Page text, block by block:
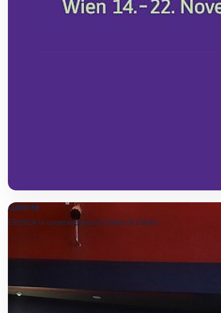
Galerie
Einblick in unsere Special Events & Gäste